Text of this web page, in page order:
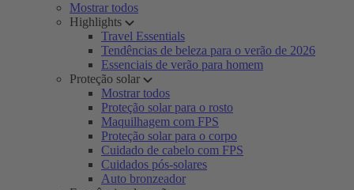
Mostrar todos
Highlights
Travel Essentials
Tendências de beleza para o verão de 2026
Essenciais de verão para homem
Proteção solar
Mostrar todos
Proteção solar para o rosto
Maquilhagem com FPS
Proteção solar para o corpo
Cuidado de cabelo com FPS
Cuidados pós-solares
Auto bronzeador